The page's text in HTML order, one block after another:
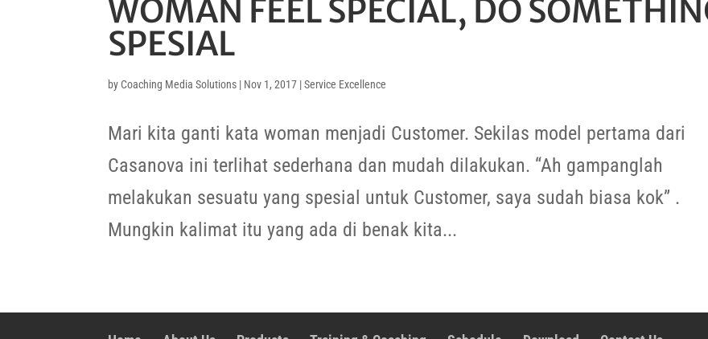
WOMAN FEEL SPECIAL, DO
SPESIAL
by Coaching Media Solutions | Nov 1, 2017 |Service Excellence
Mari kita ganti kata woman menjadi Customer. Sekilas model pertama dari
Casanova ini terlihat sederhana dan mudah dilakukan. “Ah gampanglah
melakukan sesuatu yang spesial untuk Customer, saya sudah biasa kok” .
Mungkin kalimat itu yang ada di benak kita...